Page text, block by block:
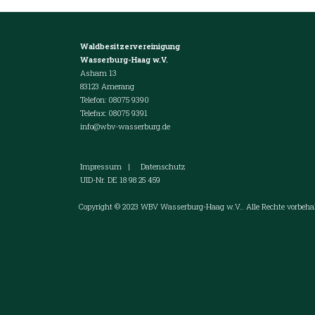
Waldbesitzervereinigung
Wasserburg-Haag w.V.
Asham 13
83123 Amerang
Telefon: 08075 9390
Telefax: 08075 9391
info@wbv-wasserburg.de
Impressum | Datenschutz
UID-Nr. DE 18 98 25 459
Copyright © 2023 WBV Wasserburg-Haag w.V.. Alle Rechte